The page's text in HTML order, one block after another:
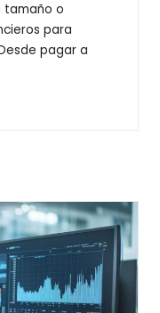
tamaño o
para
pagar a